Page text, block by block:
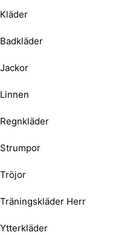
Kläder
Badkläder
Jackor
Linnen
Regnkläder
Strumpor
Tröjor
Träningskläder Herr
Ytterkläder